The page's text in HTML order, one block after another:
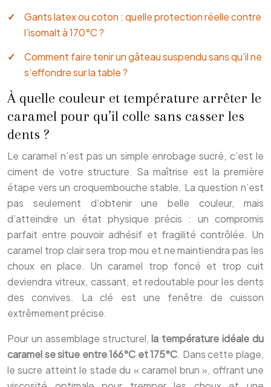
Gants latex ou coton : quelle protection réelle contre
l’isomalt à 170°C ?
Comment faire tenir un gâteau suspendu sans qu’il ne
s’effondre sur la table ?
À quelle couleur et température arrêter le
caramel pour qu’il colle sans casser les
dents ?
Le caramel n’est pas un simple enrobage sucré, c’est le
ciment de votre structure. Sa maîtrise est la première
étape vers un croquembouche stable. La question n’est
pas seulement d’obtenir une belle couleur, mais
d’atteindre un état physique précis : un compromis
parfait entre pouvoir adhésif et fragilité contrôlée. Un
caramel trop clair sera trop mou et ne maintiendra pas les
choux en place. Un caramel trop foncé et trop cuit
deviendra vitreux, cassant, et redoutable pour les dents
des convives. La clé est une fenêtre de cuisson
extrêmement précise.
Pour un assemblage structurel,la température idéale du
caramel se situe entre 166°C et 175°C. Dans cette plage,
le sucre atteint le stade du « caramel brun », offrant une